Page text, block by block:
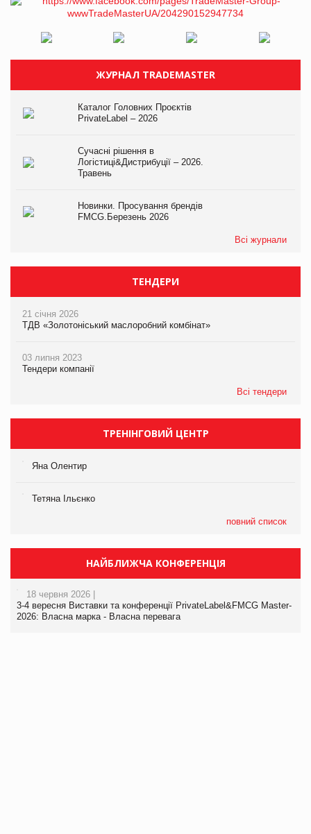
ЖУРНАЛ TRADEMASTER
Каталог Головних Проєктів
PrivateLabel – 2026
Сучасні рішення в
Логістиці&Дистрибуції – 2026.
Травень
Новинки. Просування брендів
FMCG.Березень 2026
Всі журнали
ТЕНДЕРИ
21 січня 2026
ТДВ «Золотоніський маслоробний комбінат»
03 липня 2023
Тендери компанії
Всі тендери
ТРЕНІНГОВИЙ ЦЕНТР
Яна Олентир
Тетяна Ільєнко
повний список
НАЙБЛИЖЧА КОНФЕРЕНЦІЯ
18 червня 2026 |
3-4 вересня Виставки та конференції PrivateLabel&FMCG Master-
2026: Власна марка - Власна перевага